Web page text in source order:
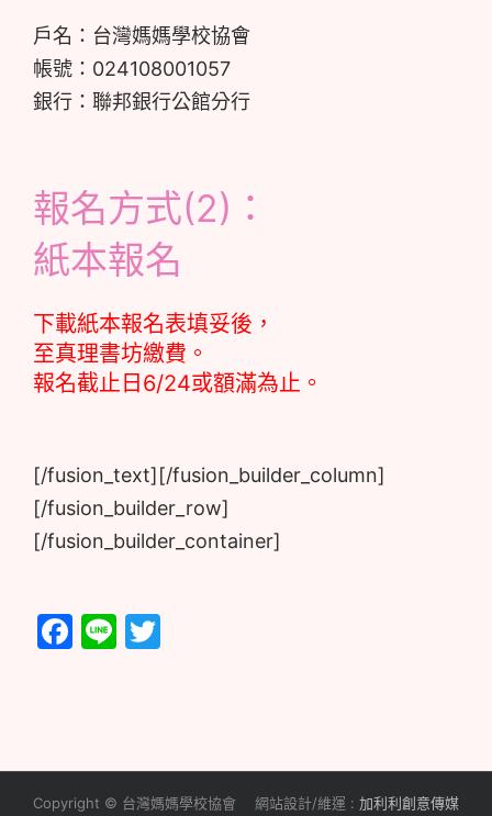
戶名：台灣媽媽學校協會
帳號：024108001057
銀行：聯邦銀行公館分行
報名方式(2)：
紙本報名
下載紙本報名表填妥後，
至真理書坊繳費。
報名截止日6/24或額滿為止。
[/fusion_text][/fusion_builder_column]
[/fusion_builder_row]
[/fusion_builder_container]
Facebook
Line
Copyright © 台灣媽媽學校協會 網站設計/維運 : 加利利創意傳媒